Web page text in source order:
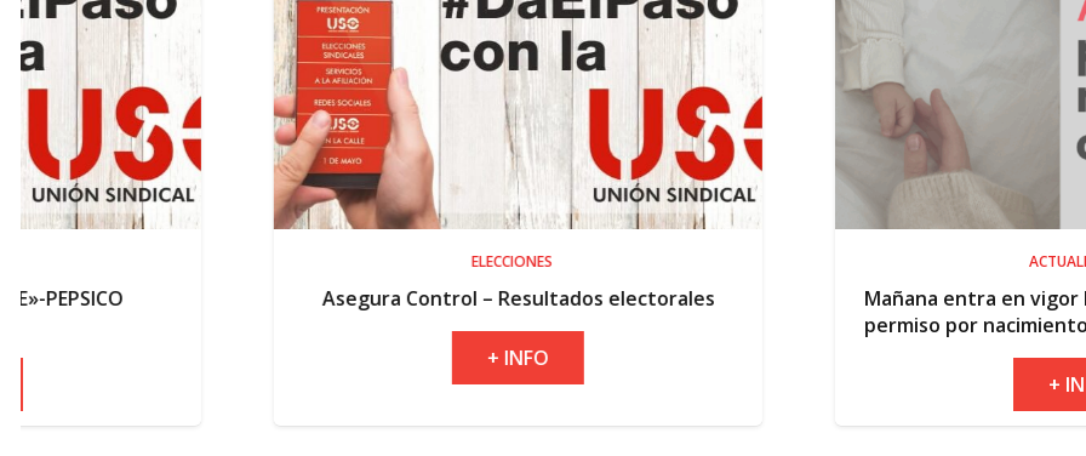
Asegura Control – Resultados electorales
Mañana entra en vigor la ampliación del